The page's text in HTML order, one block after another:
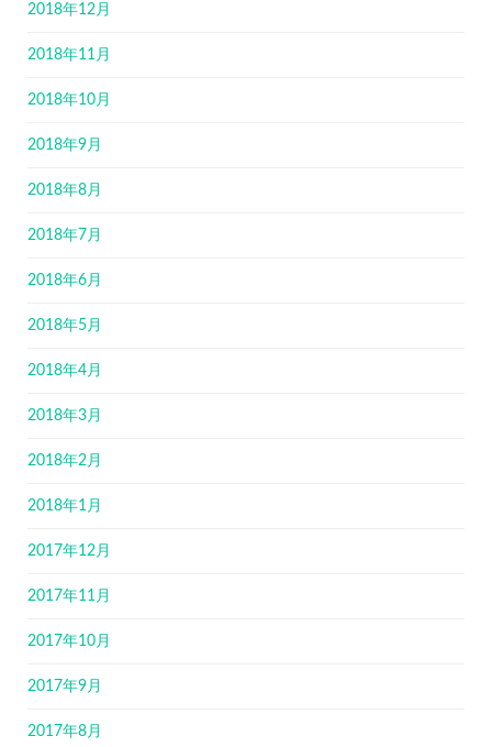
2018年12月
2018年11月
2018年10月
2018年9月
2018年8月
2018年7月
2018年6月
2018年5月
2018年4月
2018年3月
2018年2月
2018年1月
2017年12月
2017年11月
2017年10月
2017年9月
2017年8月